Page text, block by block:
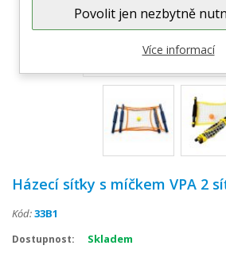
Zobrazit větší
Házecí síťky s míčkem VPA 2
Kód:33B1
Dostupnost: Skladem
Povolit jen nezbytně
Více informací